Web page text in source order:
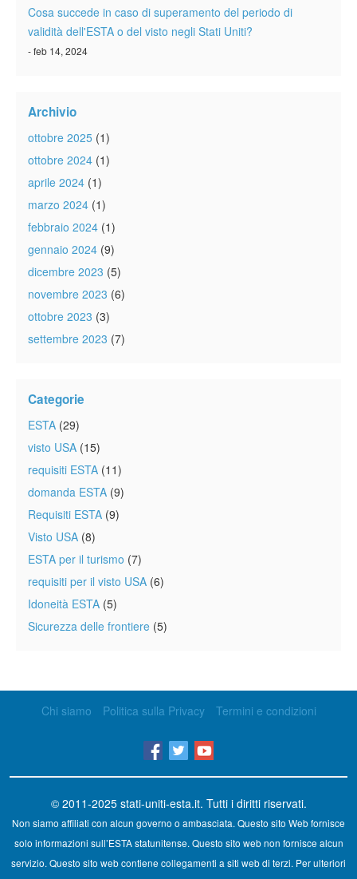
Cosa succede in caso di superamento del periodo di
validità dell'ESTA o del visto negli Stati Uniti?
- feb 14, 2024
Archivio
ottobre 2025 (1)
ottobre 2024 (1)
aprile 2024 (1)
marzo 2024 (1)
febbraio 2024 (1)
gennaio 2024 (9)
dicembre 2023 (5)
novembre 2023 (6)
ottobre 2023 (3)
settembre 2023 (7)
Categorie
ESTA (29)
visto USA (15)
requisiti ESTA (11)
domanda ESTA (9)
Requisiti ESTA (9)
Visto USA (8)
ESTA per il turismo (7)
requisiti per il visto USA (6)
Idoneità ESTA (5)
Sicurezza delle frontiere (5)
Chi siamo Politica sulla Privacy Termini e condizioni
© 2011-2025 stati-uniti-esta.it. Tutti i diritti riservati.
Non siamo affiliati con alcun governo o ambasciata. Questo sito Web fornisce
solo informazioni sull’ESTA statunitense. Questo sito web non fornisce alcun
servizio. Questo sito web contiene collegamenti a siti web di terzi. Per ulteriori